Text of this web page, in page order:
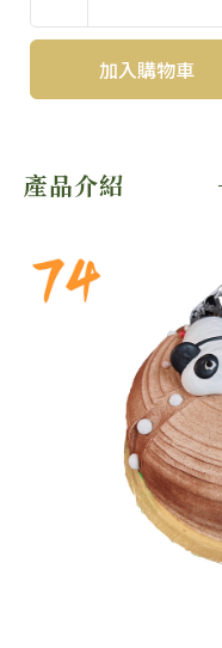
加入購物車
產品介紹